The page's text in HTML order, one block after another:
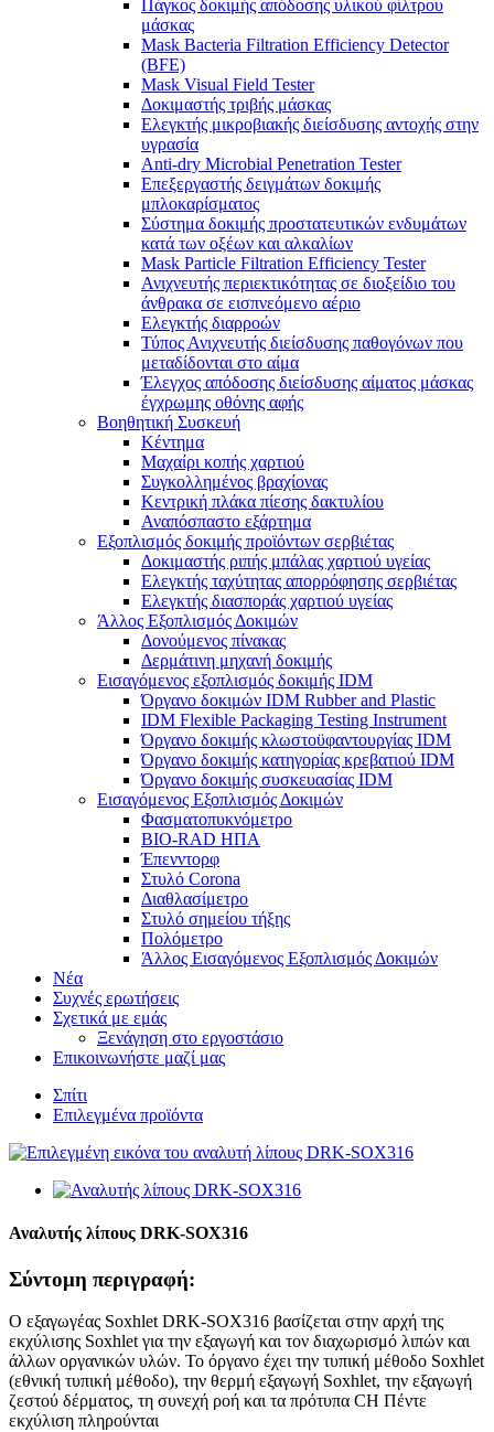
Πάγκος δοκιμής απόδοσης υλικού φίλτρου
μάσκας
Mask Bacteria Filtration Efficiency Detector
(BFE)
Mask Visual Field Tester
Δοκιμαστής τριβής μάσκας
Ελεγκτής μικροβιακής διείσδυσης αντοχής στην
υγρασία
Anti-dry Microbial Penetration Tester
Επεξεργαστής δειγμάτων δοκιμής
μπλοκαρίσματος
Σύστημα δοκιμής προστατευτικών ενδυμάτων
κατά των οξέων και αλκαλίων
Mask Particle Filtration Efficiency Tester
Ανιχνευτής περιεκτικότητας σε διοξείδιο του
άνθρακα σε εισπνεόμενο αέριο
Ελεγκτής διαρροών
Τύπος Ανιχνευτής διείσδυσης παθογόνων που
μεταδίδονται στο αίμα
Έλεγχος απόδοσης διείσδυσης αίματος μάσκας
έγχρωμης οθόνης αφής
Βοηθητική Συσκευή
Κέντημα
Μαχαίρι κοπής χαρτιού
Συγκολλημένος βραχίονας
Κεντρική πλάκα πίεσης δακτυλίου
Αναπόσπαστο εξάρτημα
Εξοπλισμός δοκιμής προϊόντων σερβιέτας
Δοκιμαστής ριπής μπάλας χαρτιού υγείας
Ελεγκτής ταχύτητας απορρόφησης σερβιέτας
Ελεγκτής διασποράς χαρτιού υγείας
Άλλος Εξοπλισμός Δοκιμών
Δονούμενος πίνακας
Δερμάτινη μηχανή δοκιμής
Εισαγόμενος εξοπλισμός δοκιμής IDM
Όργανο δοκιμών IDM Rubber and Plastic
IDM Flexible Packaging Testing Instrument
Όργανο δοκιμής κλωστοϋφαντουργίας IDM
Όργανο δοκιμής κατηγορίας κρεβατιού IDM
Όργανο δοκιμής συσκευασίας IDM
Εισαγόμενος Εξοπλισμός Δοκιμών
Φασματοπυκνόμετρο
BIO-RAD ΗΠΑ
Έπενντορφ
Στυλό Corona
Διαθλασίμετρο
Στυλό σημείου τήξης
Πολόμετρο
Άλλος Εισαγόμενος Εξοπλισμός Δοκιμών
Νέα
Συχνές ερωτήσεις
Σχετικά με εμάς
Ξενάγηση στο εργοστάσιο
Επικοινωνήστε μαζί μας
Σπίτι
Επιλεγμένα προϊόντα
Αναλυτής λίπους DRK-SOX316
Σύντομη περιγραφή:
Ο εξαγωγέας Soxhlet DRK-SOX316 βασίζεται στην αρχή της
εκχύλισης Soxhlet για την εξαγωγή και τον διαχωρισμό λιπών και
άλλων οργανικών υλών. Το όργανο έχει την τυπική μέθοδο Soxhlet
(εθνική τυπική μέθοδο), την θερμή εξαγωγή Soxhlet, την εξαγωγή
ζεστού δέρματος, τη συνεχή ροή και τα πρότυπα CH Πέντε
εκχύλιση πληρούνται